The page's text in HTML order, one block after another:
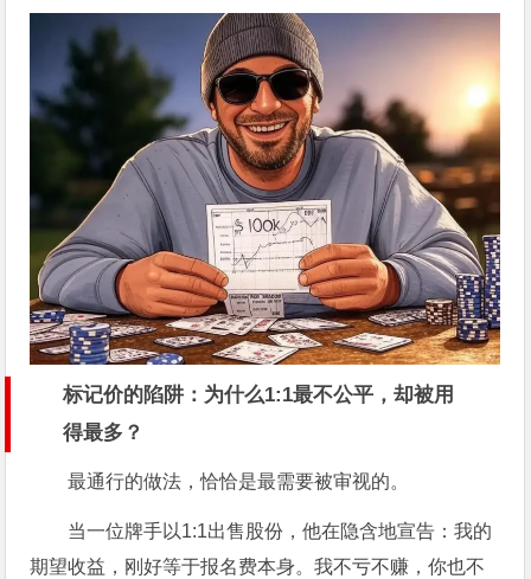
标记价的陷阱：为什么1:1最不公平，却被用
得最多？
最通行的做法，恰恰是最需要被审视的。
当一位牌手以1:1出售股份，他在隐含地宣告：我的
期望收益，刚好等于报名费本身。我不亏不赚，你也不